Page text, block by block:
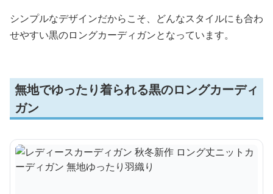
シンプルなデザインだからこそ、どんなスタイルにも合わ
せやすい黒のロングカーディガンとなっています。
無地でゆったり着られる黒のロングカーディ
ガン